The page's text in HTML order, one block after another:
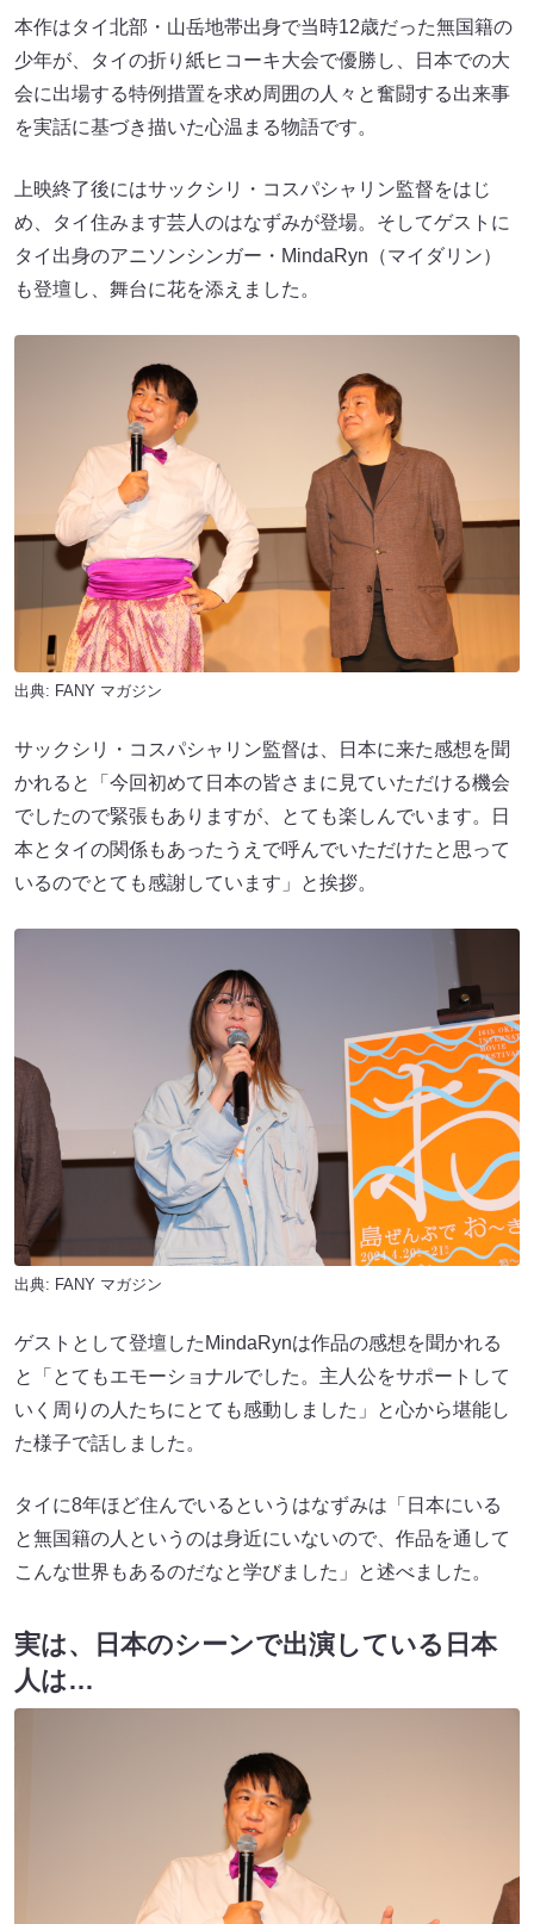
本作はタイ北部・山岳地帯出身で当時12歳だった無国籍の
少年が、タイの折り紙ヒコーキ大会で優勝し、日本での大
会に出場する特例措置を求め周囲の人々と奮闘する出来事
を実話に基づき描いた心温まる物語です。
上映終了後にはサックシリ・コスパシャリン監督をはじ
め、タイ住みます芸人のはなずみが登場。そしてゲストに
タイ出身のアニソンシンガー・MindaRyn（マイダリン）
も登壇し、舞台に花を添えました。
出典: FANY マガジン
サックシリ・コスパシャリン監督は、日本に来た感想を聞
かれると「今回初めて日本の皆さまに見ていただける機会
でしたので緊張もありますが、とても楽しんでいます。日
本とタイの関係もあったうえで呼んでいただけたと思って
いるのでとても感謝しています」と挨拶。
出典: FANY マガジン
ゲストとして登壇したMindaRynは作品の感想を聞かれる
と「とてもエモーショナルでした。主人公をサポートして
いく周りの人たちにとても感動しました」と心から堪能し
た様子で話しました。
タイに8年ほど住んでいるというはなずみは「日本にいる
と無国籍の人というのは身近にいないので、作品を通して
こんな世界もあるのだなと学びました」と述べました。
実は、日本のシーンで出演している日本
人は…